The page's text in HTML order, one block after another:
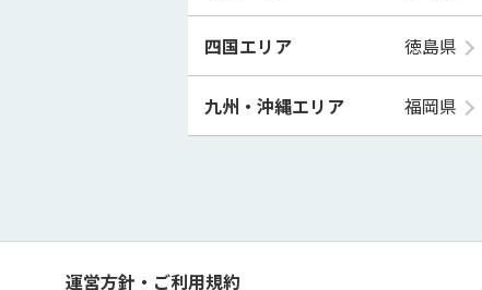
四国エリア 徳島県
九州・沖縄エリア 福岡県
運営方針・ご利用規約